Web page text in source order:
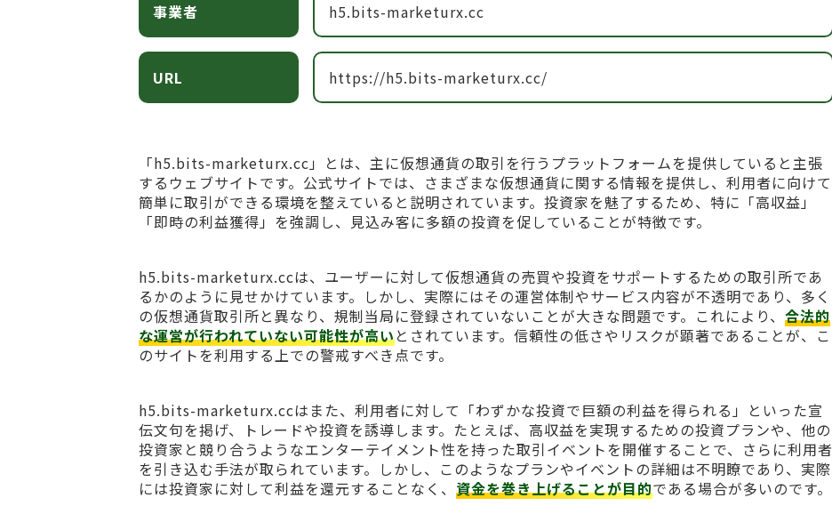
事業者 h5.bits-marketurx.cc
URL https://h5.bits-marketurx.cc/
「h5.bits-marketurx.cc」とは、主に仮想通貨の取引を行うプラットフォームを提供していると主張
するウェブサイトです。公式サイトでは、さまざまな仮想通貨に関する情報を提供し、利用者に向けて
簡単に取引ができる環境を整えていると説明されています。投資家を魅了するため、特に「高収益」
「即時の利益獲得」を強調し、見込み客に多額の投資を促していることが特徴です。
h5.bits-marketurx.ccは、ユーザーに対して仮想通貨の売買や投資をサポートするための取引所であ
るかのように見せかけています。しかし、実際にはその運営体制やサービス内容が不透明であり、多く
の仮想通貨取引所と異なり、規制当局に登録されていないことが大きな問題です。これにより、 合法的
な運営が行われていない可能性が高いとされています。信頼性の低さやリスクが顕著であることが、こ
のサイトを利用する上での警戒すべき点です。
h5.bits-marketurx.ccはまた、利用者に対して「わずかな投資で巨額の利益を得られる」といった宣
伝文句を掲げ、トレードや投資を誘導します。たとえば、高収益を実現するための投資プランや、他の
投資家と競り合うようなエンターテイメント性を持った取引イベントを開催することで、さらに利用者
を引き込む手法が取られています。しかし、このようなプランやイベントの詳細は不明瞭であり、実際
には投資家に対して利益を還元することなく、 資金を巻き上げることが目的である場合が多いのです。